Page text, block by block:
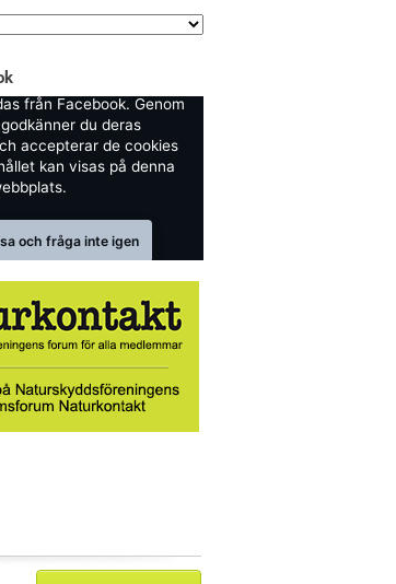
från Facebook. Genom
du deras
accepterar de cookies
kan visas på denna
och fråga inte igen